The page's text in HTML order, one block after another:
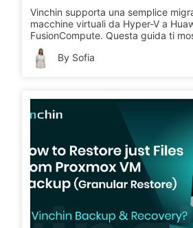
Vinchin Backup & Recovery?
Vinchin supporta una semplice
macchine virtuali da Hyper-V a
FusionCompute. Questa guida ti
passaggio per un trasferimento
Scopri come Vinchin rende il
sicuro.
By Sofia